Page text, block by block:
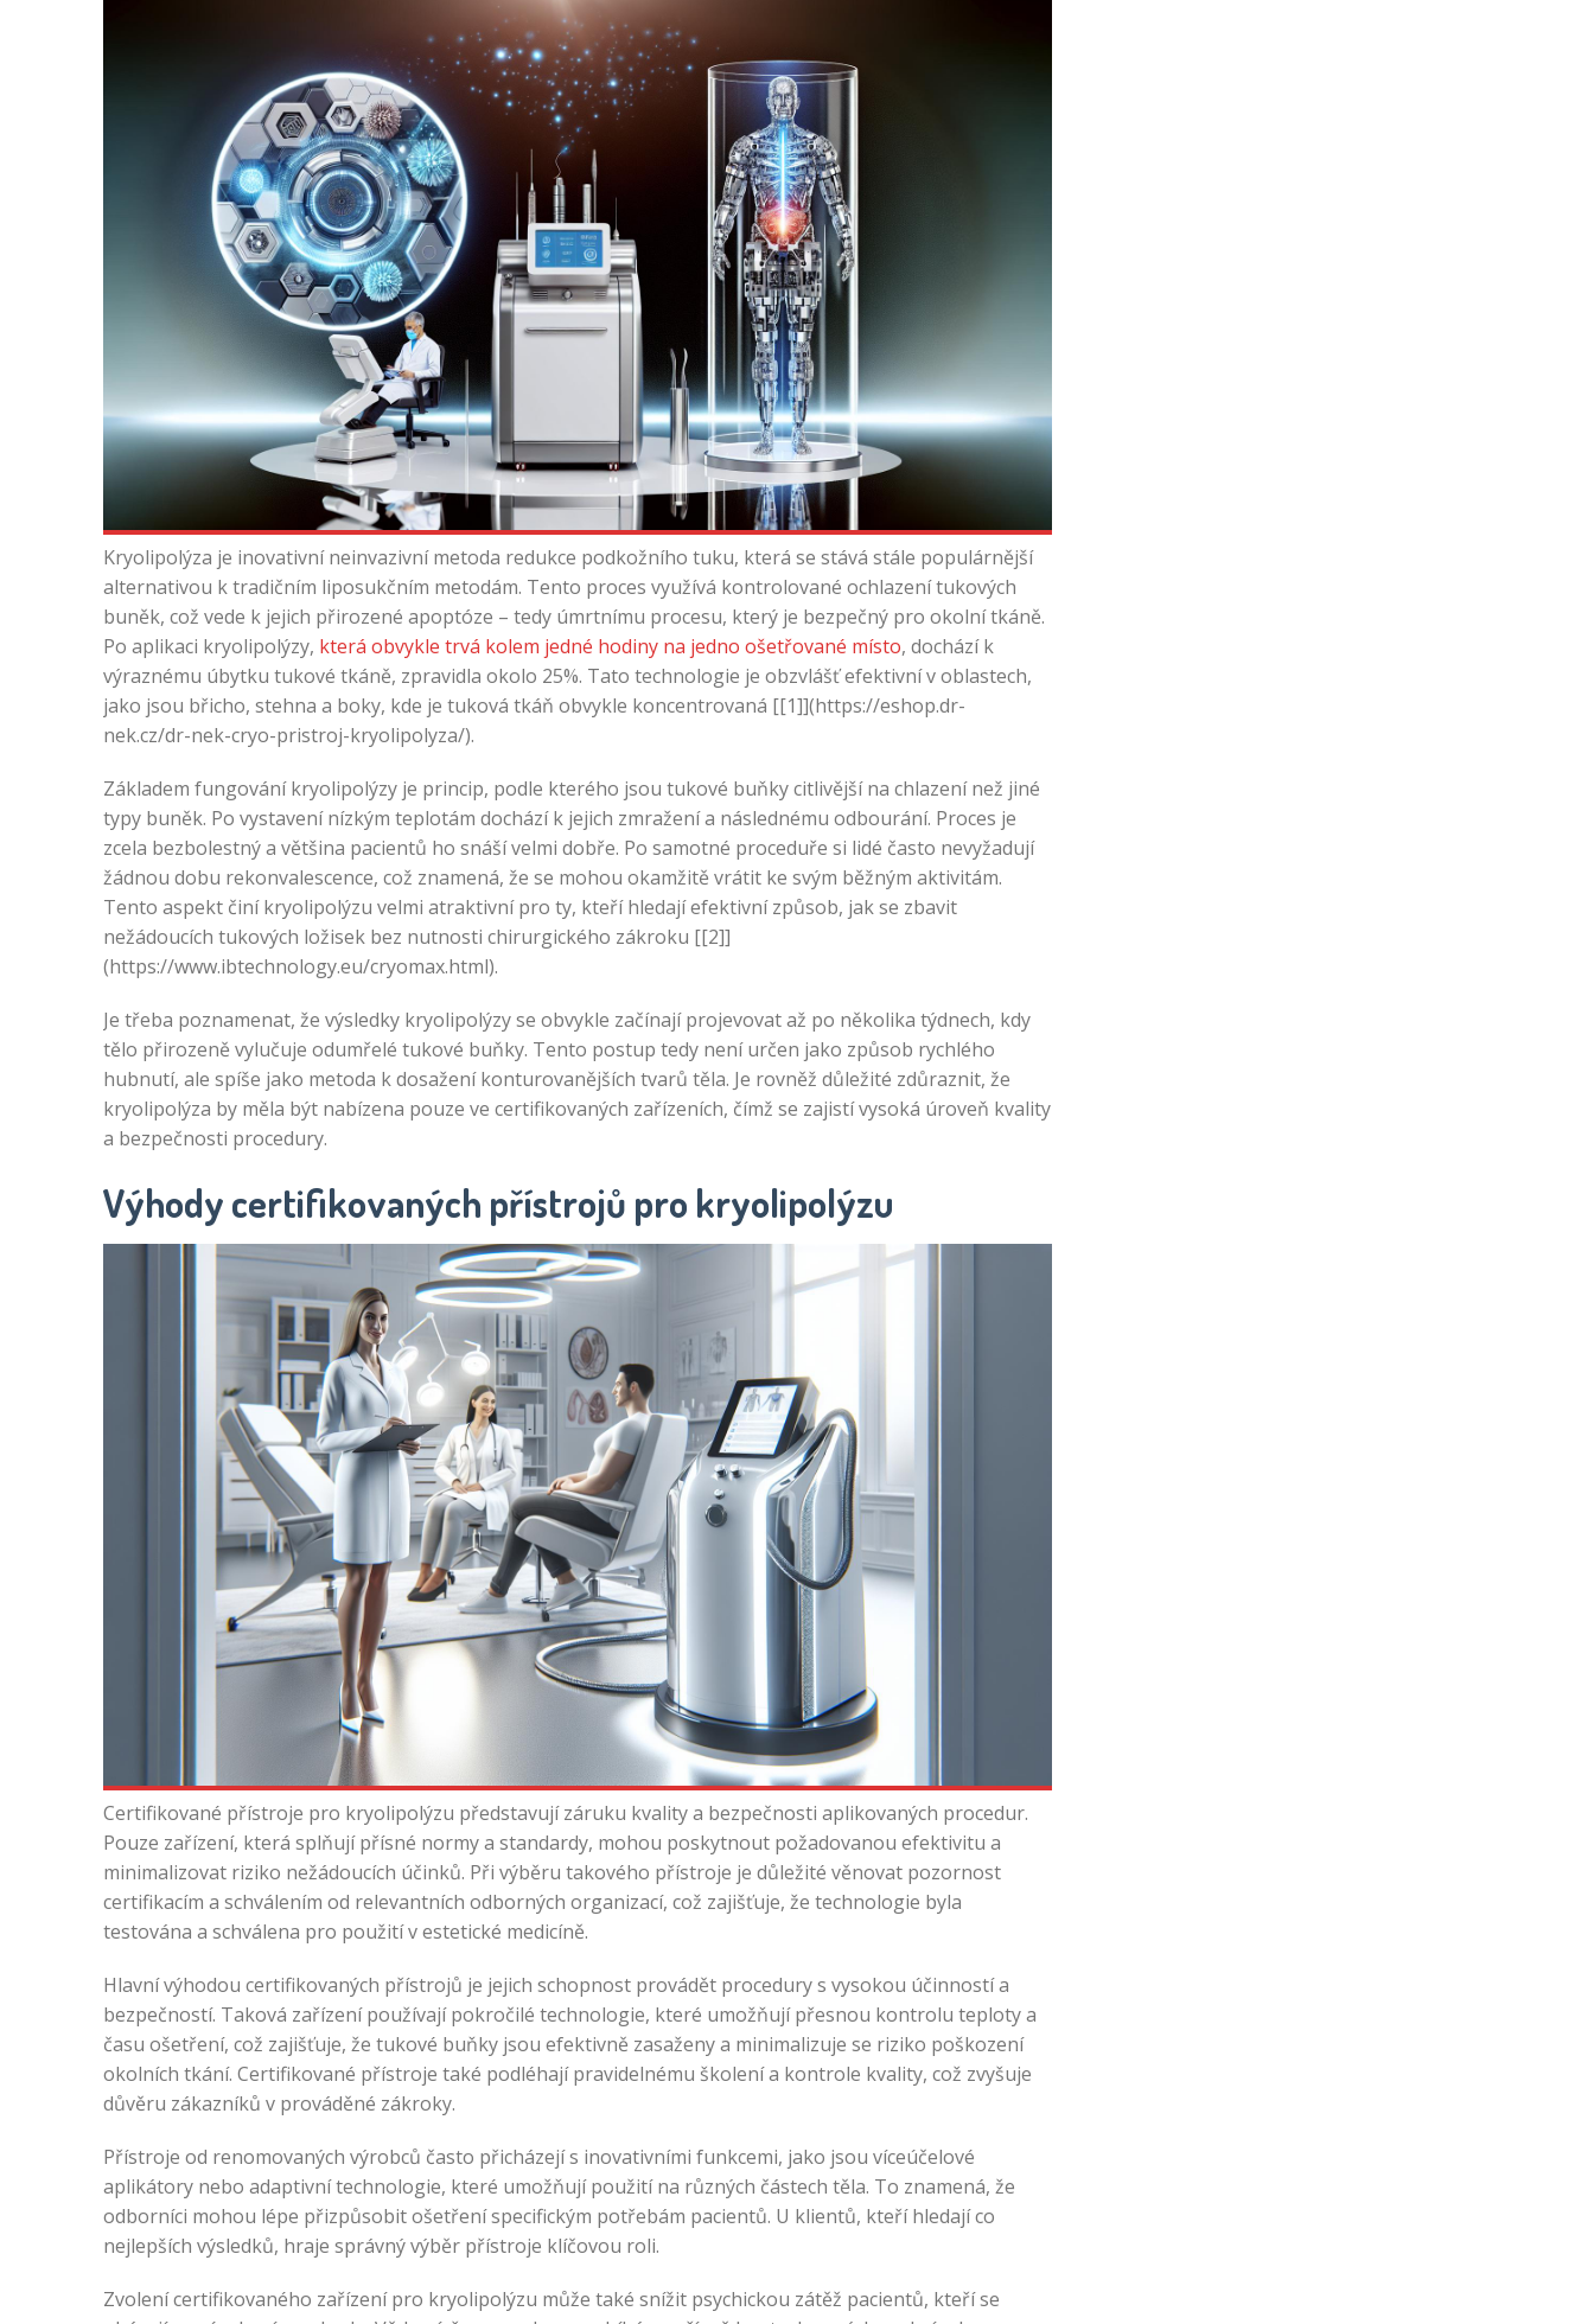
Kryolipolýza je inovativní neinvazivní metoda redukce podkožního tuku, která se stává stále populárnější
alternativou k tradičním liposukčním metodám. Tento proces využívá kontrolované ochlazení tukových
buněk, což vede k jejich přirozené apoptóze – tedy úmrtnímu procesu, který je bezpečný pro okolní tkáně.
Po aplikaci kryolipolýzy, která obvykle trvá kolem jedné hodiny na jedno ošetřované místo, dochází k
výraznému úbytku tukové tkáně, zpravidla okolo 25%. Tato technologie je obzvlášť efektivní v oblastech,
jako jsou břicho, stehna a boky, kde je tuková tkáň obvykle koncentrovaná [[1]](https://eshop.dr-
nek.cz/dr-nek-cryo-pristroj-kryolipolyza/).
Základem fungování kryolipolýzy je princip, podle kterého jsou tukové buňky citlivější na chlazení než jiné
typy buněk. Po vystavení nízkým teplotám dochází k jejich zmražení a následnému odbourání. Proces je
zcela bezbolestný a většina pacientů ho snáší velmi dobře. Po samotné proceduře si lidé často nevyžadují
žádnou dobu rekonvalescence, což znamená, že se mohou okamžitě vrátit ke svým běžným aktivitám.
Tento aspekt činí kryolipolýzu velmi atraktivní pro ty, kteří hledají efektivní způsob, jak se zbavit
nežádoucích tukových ložisek bez nutnosti chirurgického zákroku [[2]]
(https://www.ibtechnology.eu/cryomax.html).
Je třeba poznamenat, že výsledky kryolipolýzy se obvykle začínají projevovat až po několika týdnech, kdy
tělo přirozeně vylučuje odumřelé tukové buňky. Tento postup tedy není určen jako způsob rychlého
hubnutí, ale spíše jako metoda k dosažení konturovanějších tvarů těla. Je rovněž důležité zdůraznit, že
kryolipolýza by měla být nabízena pouze ve certifikovaných zařízeních, čímž se zajistí vysoká úroveň kvality
a bezpečnosti procedury.
Výhody certifikovaných přístrojů pro kryolipolýzu
Certifikované přístroje pro kryolipolýzu představují záruku kvality a bezpečnosti aplikovaných procedur.
Pouze zařízení, která splňují přísné normy a standardy, mohou poskytnout požadovanou efektivitu a
minimalizovat riziko nežádoucích účinků. Při výběru takového přístroje je důležité věnovat pozornost
certifikacím a schválením od relevantních odborných organizací, což zajišťuje, že technologie byla
testována a schválena pro použití v estetické medicíně.
Hlavní výhodou certifikovaných přístrojů je jejich schopnost provádět procedury s vysokou účinností a
bezpečností. Taková zařízení používají pokročilé technologie, které umožňují přesnou kontrolu teploty a
času ošetření, což zajišťuje, že tukové buňky jsou efektivně zasaženy a minimalizuje se riziko poškození
okolních tkání. Certifikované přístroje také podléhají pravidelnému školení a kontrole kvality, což zvyšuje
důvěru zákazníků v prováděné zákroky.
Přístroje od renomovaných výrobců často přicházejí s inovativními funkcemi, jako jsou víceúčelové
aplikátory nebo adaptivní technologie, které umožňují použití na různých částech těla. To znamená, že
odborníci mohou lépe přizpůsobit ošetření specifickým potřebám pacientů. U klientů, kteří hledají co
nejlepších výsledků, hraje správný výběr přístroje klíčovou roli.
Zvolení certifikovaného zařízení pro kryolipolýzu může také snížit psychickou zátěž pacientů, kteří se